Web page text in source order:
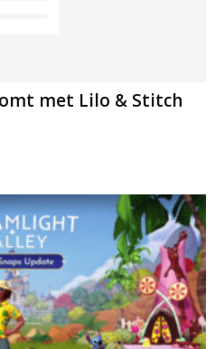
met Lilo & Stitch